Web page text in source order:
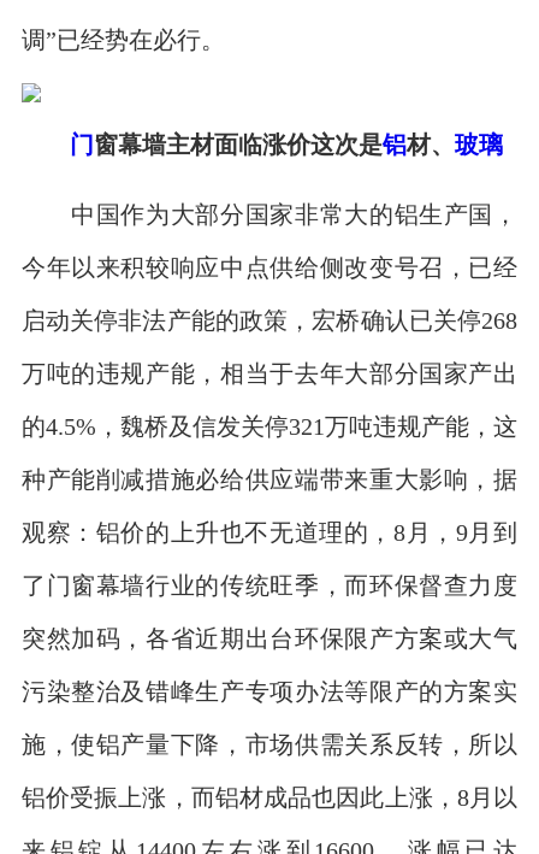
调”已经势在必行。
门 窗幕墙主材面临涨价这次是铝材、 玻璃
中国作为大部分国家非常大的铝生产国，
今年以来积较响应中点供给侧改变号召，已经
启动关停非法产能的政策，宏桥确认已关停268
万吨的违规产能，相当于去年大部分国家产出
的4.5%，魏桥及信发关停321万吨违规产能，这
种产能削减措施必给供应端带来重大影响，据
观察：铝价的上升也不无道理的，8月，9月到
了门窗幕墙行业的传统旺季，而环保督查力度
突然加码，各省近期出台环保限产方案或大气
污染整治及错峰生产专项办法等限产的方案实
施，使铝产量下降，市场供需关系反转，所以
铝价受振上涨，而铝材成品也因此上涨，8月以
来铝锭从14400左右涨到16600，涨幅已达